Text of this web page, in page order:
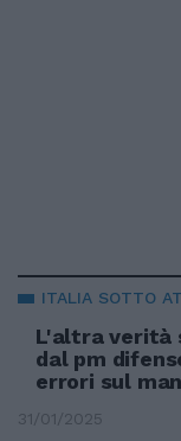
ITALIA SOTTO
L'altra verità
dal pm
errori sul
31/01/2025